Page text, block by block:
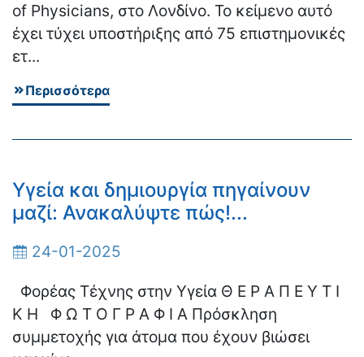
of Physicians, στο Λονδίνο. Το κείμενο αυτό
έχει τύχει υποστήριξης από 75 επιστημονικές
ετ...
Περισσότερα
Υγεία και δημιουργία πηγαίνουν
μαζί: Ανακαλύψτε πώς!...
24-01-2025
Φορέας Τέχνης στην Υγεία Θ Ε Ρ Α Π Ε Υ Τ Ι
Κ Η Φ Ω Τ Ο Γ Ρ Α Φ Ι Α Πρόσκληση
συμμετοχής για άτομα που έχουν βιώσει